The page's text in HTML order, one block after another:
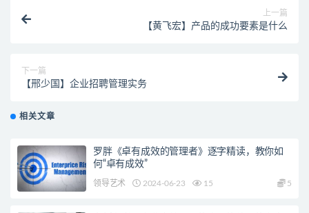
上一篇
【黄飞宏】产品的成功要素是什么
下一篇
【邢少国】企业招聘管理实务
相关文章
罗胖《卓有成效的管理者》逐字精读，教你如
何“卓有成效”
领导艺术 2024-06-23 15 5